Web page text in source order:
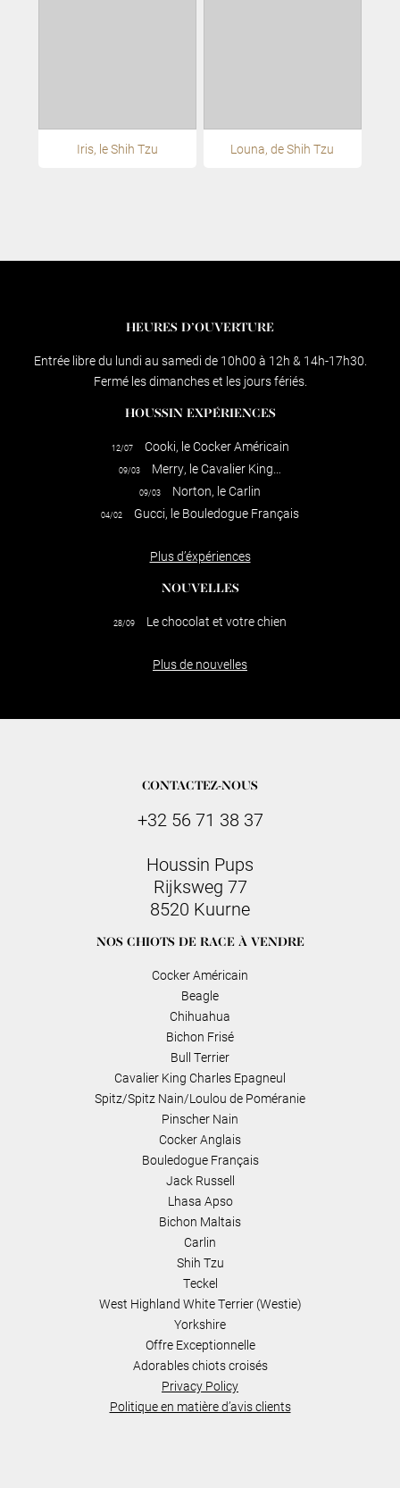
Iris, le Shih Tzu Louna, de Shih Tzu
HEURES D’OUVERTURE
Entrée libre du lundi au samedi de 10h00 à 12h & 14h-17h30.
Fermé les dimanches et les jours fériés.
HOUSSIN EXPÉRIENCES
12/07 Cooki, le Cocker Américain
09/03 Merry, le Cavalier King…
09/03 Norton, le Carlin
04/02 Gucci, le Bouledogue Français
Plus d’éxpériences
NOUVELLES
28/09 Le chocolat et votre chien
Plus de nouvelles
CONTACTEZ-NOUS
+32 56 71 38 37
Houssin Pups
Rijksweg 77
8520 Kuurne
NOS CHIOTS DE RACE À VENDRE
Cocker Américain
Beagle
Chihuahua
Bichon Frisé
Bull Terrier
Cavalier King Charles Epagneul
Spitz/Spitz Nain/Loulou de Poméranie
Pinscher Nain
Cocker Anglais
Bouledogue Français
Jack Russell
Lhasa Apso
Bichon Maltais
Carlin
Shih Tzu
Teckel
West Highland White Terrier (Westie)
Yorkshire
Offre Exceptionnelle
Adorables chiots croisés
Privacy Policy
Politique en matière d’avis clients